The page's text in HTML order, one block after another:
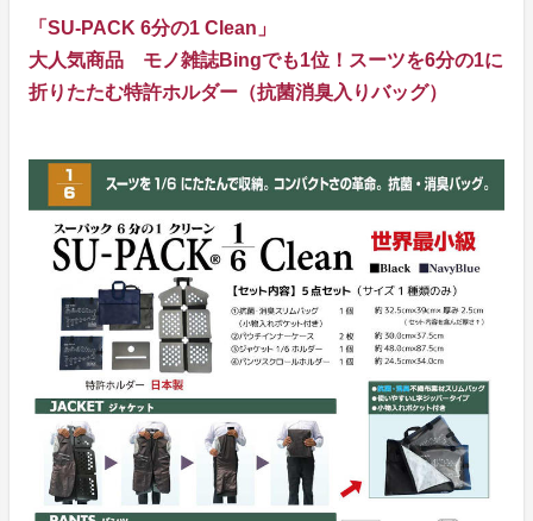
「SU-PACK 6分の1 Clean」
大人気商品 モノ雑誌Bingでも1位！スーツを6分の1に
折りたたむ特許ホルダー（抗菌消臭入りバッグ）